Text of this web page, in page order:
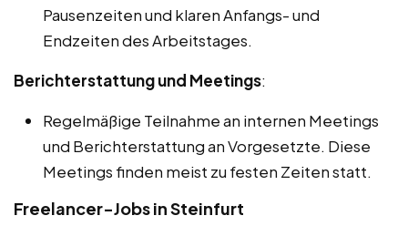
Pausenzeiten und klaren Anfangs- und
Endzeiten des Arbeitstages.
Berichterstattung und Meetings:
Regelmäßige Teilnahme an internen Meetings
und Berichterstattung an Vorgesetzte. Diese
Meetings finden meist zu festen Zeiten statt.
Freelancer-Jobs in Steinfurt